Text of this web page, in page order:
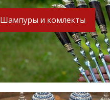
Шампуры и комлекты